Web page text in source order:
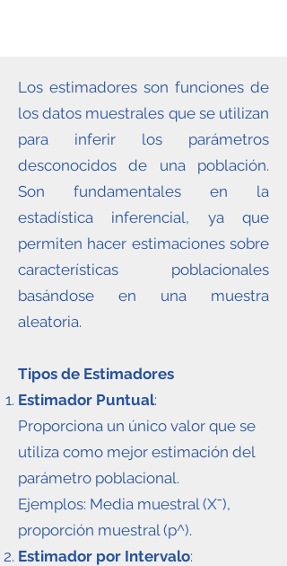
Los estimadores son funciones de
los datos muestrales que se utilizan
para inferir los parámetros
desconocidos de una población.
Son fundamentales en la
estadística inferencial, ya que
permiten hacer estimaciones sobre
características poblacionales
basándose en una muestra
aleatoria.
Tipos de Estimadores
Estimador Puntual:
Proporciona un único valor que se
utiliza como mejor estimación del
parámetro poblacional.
Ejemplos: Media muestral (Xˉ),
proporción muestral (p^).
Estimador por Intervalo: